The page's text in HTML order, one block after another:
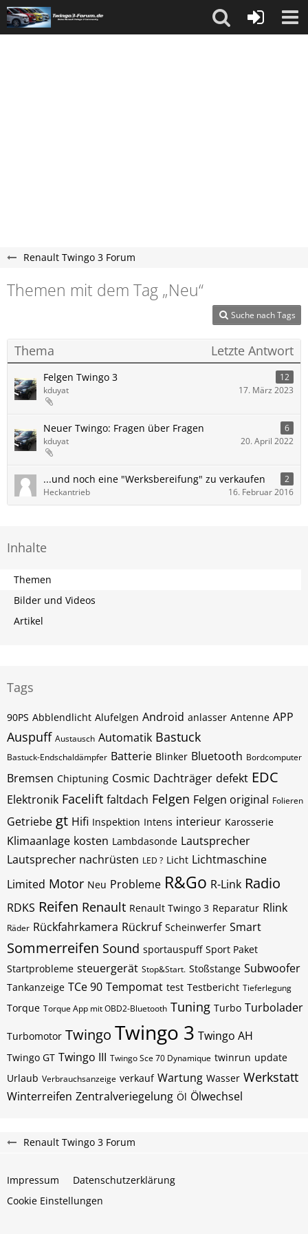
Renault Twingo 3 Forum
Themen mit dem Tag „Neu“
Suche nach Tags
Thema Letzte Antwort
Felgen Twingo 3
12
kduyat
17. März 2023
Neuer Twingo: Fragen über Fragen
6
kduyat
20. April 2022
...und noch eine "Werksbereifung" zu verkaufen
2
Heckantrieb
16. Februar 2016
Inhalte
Themen
Bilder und Videos
Artikel
Tags
90PS Abblendlicht Alufelgen Android anlasser Antenne APP
Auspuff Austausch Automatik Bastuck
Bastuck-Endschaldämpfer Batterie Blinker Bluetooth Bordcomputer
Bremsen Chiptuning Cosmic Dachträger defekt EDC
Elektronik Facelift faltdach Felgen Felgen original Folieren
Getriebe gt Hifi Inspektion Intens interieur Karosserie
Klimaanlage kosten Lambdasonde Lautsprecher
Lautsprecher nachrüsten LED ? Licht Lichtmaschine
Limited Motor Neu Probleme R&Go R-Link Radio
RDKS Reifen Renault Renault Twingo 3 Reparatur Rlink
Räder Rückfahrkamera Rückruf Scheinwerfer Smart
Sommerreifen Sound sportauspuff Sport Paket
Startprobleme steuergerät Stop&Start. Stoßstange Subwoofer
Tankanzeige TCe 90 Tempomat test Testbericht Tieferlegung
Torque Torque App mit OBD2-Bluetooth Tuning Turbo Turbolader
Turbomotor Twingo Twingo 3 Twingo AH
Twingo GT Twingo III Twingo Sce 70 Dynamique twinrun update
Urlaub Verbrauchsanzeige verkauf Wartung Wasser Werkstatt
Winterreifen Zentralveriegelung Öl Ölwechsel
Renault Twingo 3 Forum
Impressum
Datenschutzerklärung
Cookie Einstellungen